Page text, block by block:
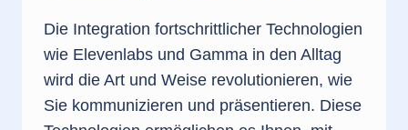
Die Integration fortschrittlicher Technologien
wie Elevenlabs und Gamma in den Alltag
wird die Art und Weise revolutionieren, wie
Sie kommunizieren und präsentieren. Diese